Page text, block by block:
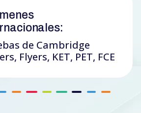
de Cambridge
Flyers, KET, PET, FCE